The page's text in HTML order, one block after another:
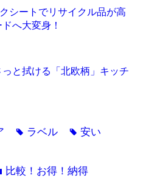
シートでリサイクル品が高
へ大変身！
と拭ける「北欧柄」キッチ
tag ラベル tag安い
比較！お得！納得